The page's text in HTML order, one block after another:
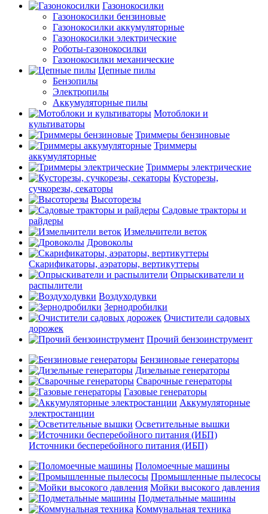
Газонокосилки
Газонокосилки бензиновые
Газонокосилки аккумуляторные
Газонокосилки электрические
Роботы-газонокосилки
Газонокосилки механические
Цепные пилы
Бензопилы
Электропилы
Аккумуляторные пилы
Мотоблоки и
культиваторы
Триммеры бензиновые
Триммеры
аккумуляторные
Триммеры электрические
Кусторезы,
сучкорезы, секаторы
Высоторезы
Садовые тракторы и
райдеры
Измельчители веток
Дровоколы
Скарификаторы, аэраторы, вертикуттеры
Опрыскиватели и
распылители
Воздуходувки
Зернодробилки
Очистители садовых
дорожек
Прочий бензоинструмент
Бензиновые генераторы
Дизельные генераторы
Сварочные генераторы
Газовые генераторы
Аккумуляторные
электростанции
Осветительные вышки
Источники бесперебойного питания (ИБП)
Поломоечные машины
Промышленные пылесосы
Мойки высокого давления
Подметальные машины
Коммунальная техника